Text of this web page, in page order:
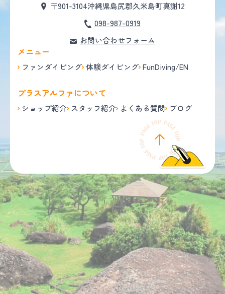
〒901-3104沖縄県島尻郡久米島町真謝12
098-987-0919
お問い合わせフォーム
メニュー
ファンダイビング 体験ダイビング FunDiving/EN
プラスアルファについて
ショップ紹介 スタッフ紹介 よくある質問 ブログ